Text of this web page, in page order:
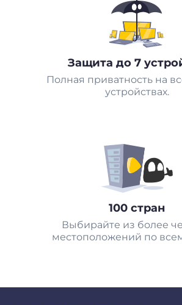
Защита до 7
Полная приватность на
устройствах.
100 стран
Выбирайте из более
местоположений по